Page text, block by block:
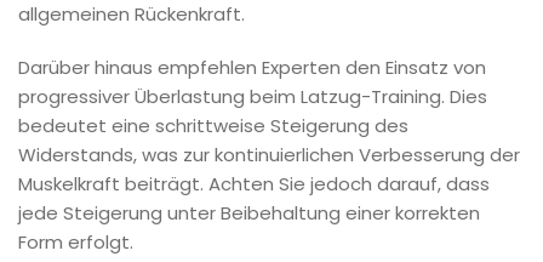
allgemeinen Rückenkraft.
Darüber hinaus empfehlen Experten den Einsatz von
progressiver Überlastung beim Latzug-Training. Dies
bedeutet eine schrittweise Steigerung des
Widerstands, was zur kontinuierlichen Verbesserung der
Muskelkraft beiträgt. Achten Sie jedoch darauf, dass
jede Steigerung unter Beibehaltung einer korrekten
Form erfolgt.